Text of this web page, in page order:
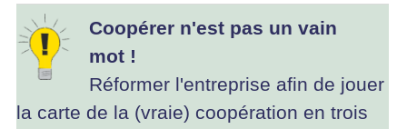
Coopérer n'est pas un vain
mot !
Réformer l'entreprise afin de jouer
la carte de la (vraie) coopération en trois